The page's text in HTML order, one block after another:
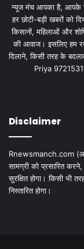
न्यूज मंच आपका है, आपके
हर छोटी-बड़ी खबरों को
किसानों, महिलाओं और
की आवाज। इसलिए हम
दिलाने, किसी तरह के
Priya
Disclaimer
Rnewsmanch.com
सामग्री को प्रसारित
सुरक्षित होगा। किसी भी
निस्तारित होगा।